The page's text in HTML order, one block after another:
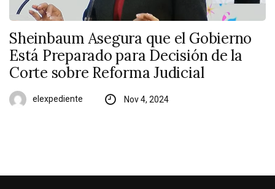
Sheinbaum Asegura que el Gobierno
Está Preparado para Decisión de la
Corte sobre Reforma Judicial
elexpediente Nov 4, 2024